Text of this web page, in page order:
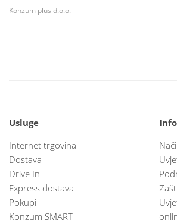
Konzum plus d.o.o.
Usluge
Internet trgovina
Dostava
Drive In
Express dostava
Pokupi
Konzum SMART
Info